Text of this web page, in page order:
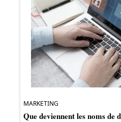
MARKETING
Que deviennent les noms de